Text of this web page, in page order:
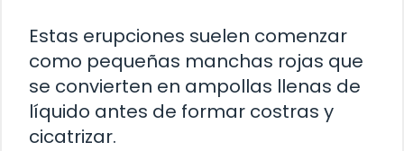
Estas erupciones suelen comenzar
como pequeñas manchas rojas que
se convierten en ampollas llenas de
líquido antes de formar costras y
cicatrizar.